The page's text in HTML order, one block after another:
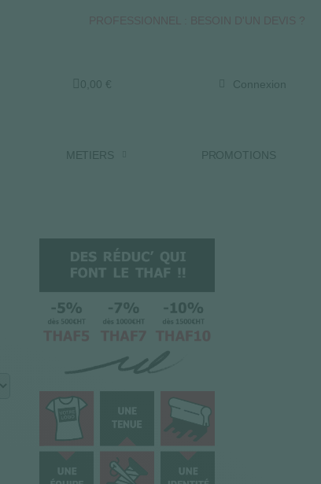
PROFESSIONNEL : BESOIN D'UN DEVIS ?
0,00 € Connexion
METIERS PROMOTIONS